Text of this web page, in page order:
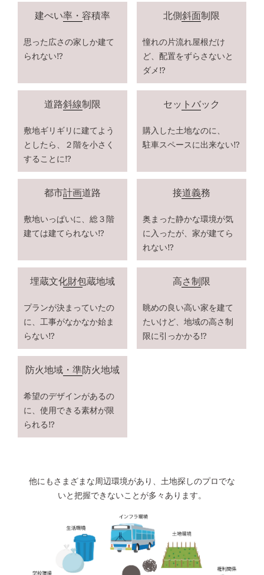
建ぺい率・容積率
思った広さの家しか建て
られない⁉
北側斜面制限
憧れの片流れ屋根だけ
ど、 配置をずらさないと
ダメ⁉
道路斜線制限
敷地ギリギリに建てよう
としたら、
２階を小さく
することに⁉
セットバック
購入した土地なのに、
駐車スペースに出来ない⁉
都市計画道路
敷地いっぱいに、総３階
建ては建てられない⁉
接道義務
奥まった静かな環境が気
に入ったが、 家が建てら
れない⁉
埋蔵文化財包蔵地域
プランが決まっていたの
に、 工事がなかなか始ま
らない⁉
高さ制限
眺めの良い高い家を建て
たいけど、 地域の高さ制
限に引っかかる⁉
防火地域・準防火地域
希望のデザインがあるの
に、使用できる素材が限
られる⁉
他にもさまざまな周辺環境があり、土地探しのプロでな
いと把握できないことが多々あります。